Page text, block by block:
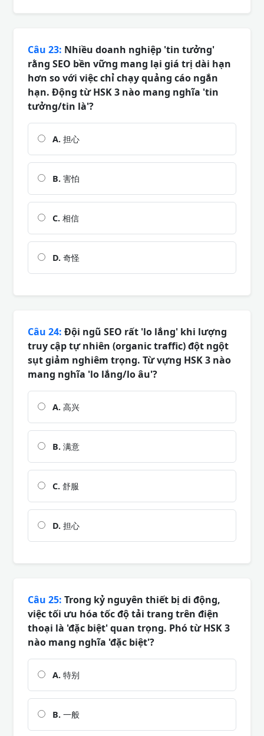
Câu 23: Nhiều doanh nghiệp 'tin tưởng'
rằng SEO bền vững mang lại giá trị dài hạn
hơn so với việc chỉ chạy quảng cáo ngắn
hạn. Động từ HSK 3 nào mang nghĩa 'tin
tưởng/tin là'?
A. 担心
B. 害怕
C. 相信
D. 奇怪
Câu 24: Đội ngũ SEO rất 'lo lắng' khi lượng
truy cập tự nhiên (organic traffic) đột ngột
sụt giảm nghiêm trọng. Từ vựng HSK 3 nào
mang nghĩa 'lo lắng/lo âu'?
A. 高兴
B. 满意
C. 舒服
D. 担心
Câu 25: Trong kỷ nguyên thiết bị di động,
việc tối ưu hóa tốc độ tải trang trên điện
thoại là 'đặc biệt' quan trọng. Phó từ HSK 3
nào mang nghĩa 'đặc biệt'?
A. 特别
B. 一般